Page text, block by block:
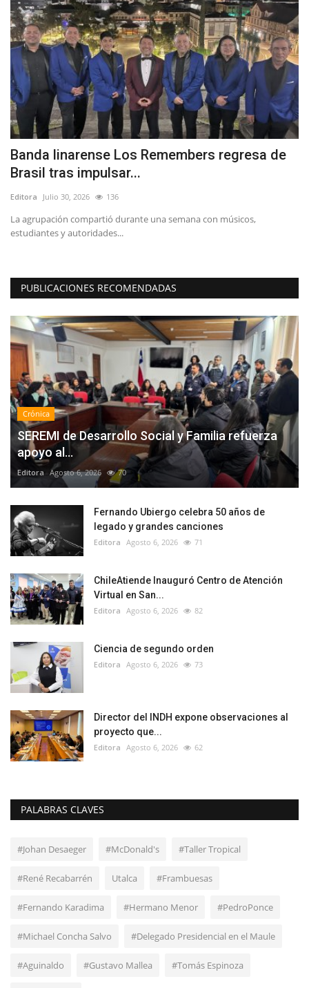
Banda linarense Los Remembers regresa de
Brasil tras impulsar...
Editora Julio 30, 2026 136
La agrupación compartió durante una semana con músicos,
estudiantes y autoridades...
PUBLICACIONES RECOMENDADAS
Crónica
SEREMI de Desarrollo Social y Familia refuerza
apoyo al...
Editora Agosto 6, 2026 70
Fernando Ubiergo celebra 50 años de
legado y grandes canciones
Editora Agosto 6, 2026 71
ChileAtiende Inauguró Centro de Atención
Virtual en San...
Editora Agosto 6, 2026 82
Ciencia de segundo orden
Editora Agosto 6, 2026 73
Director del INDH expone observaciones al
proyecto que...
Editora Agosto 6, 2026 62
PALABRAS CLAVES
#Johan Desaeger #McDonald's #Taller Tropical
#René Recabarrén Utalca #Frambuesas
#Fernando Karadima #Hermano Menor #PedroPonce
#Michael Concha Salvo #Delegado Presidencial en el Maule
#Aguinaldo #Gustavo Mallea #Tomás Espinoza